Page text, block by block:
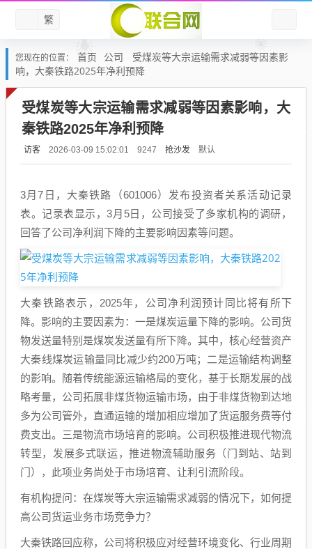
繁
您现在的位置： 首页 公司
受煤炭等大宗运输需求减弱等因素影
响，大秦铁路2025年净利预降
受煤炭等大宗运输需求减弱等因素影响，大
秦铁路2025年净利预降
访客 2026-03-09 15:02:01 9247 抢沙发 默认
3月7日，大秦铁路（601006）发布投资者关系活动记录
表。记录表显示，3月5日，公司接受了多家机构的调研，
回答了公司净利润下降的主要影响因素等问题。
大秦铁路表示，2025年，公司净利润预计同比将有所下
降。影响的主要因素为：一是煤炭运量下降的影响。公司货
物发送量特别是煤炭发送量有所下降。其中，核心经营资产
大秦线煤炭运输量同比减少约200万吨；二是运输结构调整
的影响。随着传统能源运输格局的变化，基于长期发展的战
略考量，公司拓展非煤货物运输市场，由于非煤货物到达地
多为公司管外，直通运输的增加相应增加了货运服务费等付
费支出。三是物流市场培育的影响。公司积极推进现代物流
转型，发展多式联运，推进物流辅助服务（门到站、站到
门），此项业务尚处于市场培育、让利引流阶段。
有机构提问：在煤炭等大宗运输需求减弱的情况下，如何提
高公司货运业务市场竞争力？
大秦铁路回应称，公司将积极应对经营环境变化、行业周期